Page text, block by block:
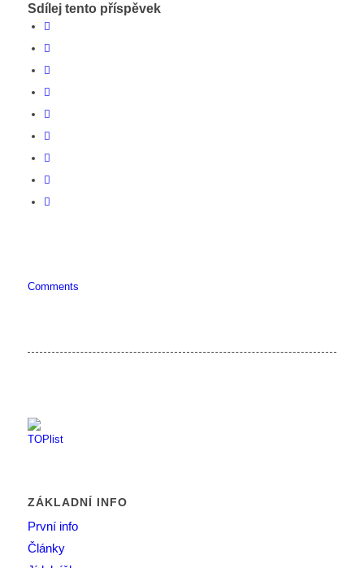
Sdílej tento příspěvek
Comments
ZÁKLADNÍ INFO
První info
Články